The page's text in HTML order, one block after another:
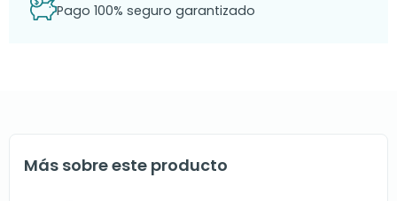
Pago 100% seguro garantizado
Más sobre este producto